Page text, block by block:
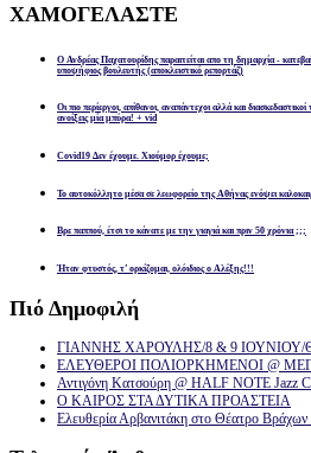
ΧΑΜΟΓΕΛΑΣΤΕ
Ο Ανδρέας Παχατουρίδης παραιτείται απο τη δημαρχία -
υποψήφιος βουλευτής (αποκλειστικό ρεπορτάζ)
Οι πιο περίεργοι, απίθανοι, αναπάντεχοι αλλά και διασκεδαστικοί
ανοίξεις μία μπύρα! + vid
Covid19 Δεν έχουμε. Χιούμορ έχουμε;
Το αυτοκόλλητο μέσα σε λεωφορείο της Αθήνας ενόψει
Βρε παππού, έτσι το κάνατε με την γιαγιά και πριν 50 χρόνια ;;;
Ήταν φτυστός, τ’ ορκίζομαι, ολόιδιος ο Αλέξης!!!
Πιό Δημοφιλή
ΓΙΑΝΝΗΣ ΧΑΡΟΥΛΗΣ/8 & 9
ΕΛΕΥΘΕΡΟΙ ΠΟΛΙΟΡΚΗΜΕΝΟΙ @
Αντιγόνη Κατσούρη @ HALF NOTE Jazz
Ο ΚΑΙΡΟΣ ΣΤΑ ΔΥΤΙΚΑ ΠΡΟΑΣΤΕΙΑ
Ελευθερία Αρβανιτάκη στο Θέατρο